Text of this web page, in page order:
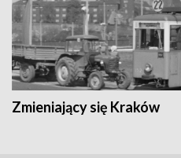
Zmieniający się Kraków